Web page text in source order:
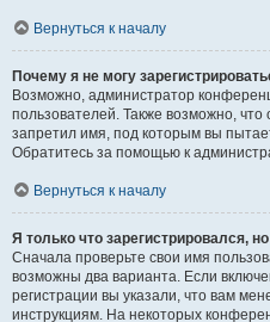
Вернуться к началу
Почему я не могу
Возможно, администратор
пользователей. Также возможно,
запретил имя, под которым вы
Обратитесь за помощью к
Вернуться к началу
Я только что зарегистрировался,
Сначала проверьте свои имя
возможны два варианта. Если
регистрации вы указали, что вам
инструкциям. На некоторых